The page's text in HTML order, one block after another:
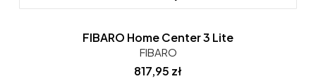
FIBARO Home Center 3 Lite
FIBARO
Cena
817,95 zł